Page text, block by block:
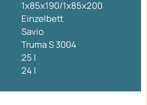
1x85x190/1x85x200
Einzelbett
Savio
Truma S 3004
25 l
24 l